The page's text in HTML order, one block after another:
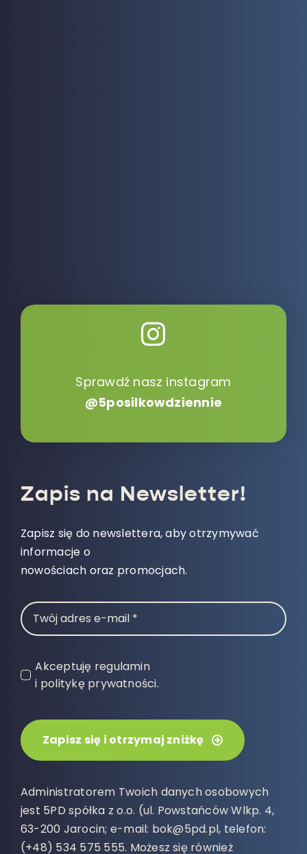
Sprawdź nasz instagram
@5posilkowdziennie
Zapis na Newsletter!
Zapisz się do newslettera, aby otrzymywać
informacje o
nowościach oraz promocjach.
Akceptuję regulamin
i politykę prywatności.
Zapisz się i otrzymaj zniżkę
Administratorem Twoich danych osobowych
jest 5PD spółka z o.o. (ul. Powstańców Wlkp. 4,
63-200 Jarocin; e-mail: bok@5pd.pl, telefon:
(+48) 534 575 555. Możesz się również